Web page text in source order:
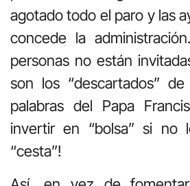
agotado todo el paro y las
concede la
personas no están
son los “descartados”
palabras del Papa
invertir en “bolsa” si no
“cesta”!